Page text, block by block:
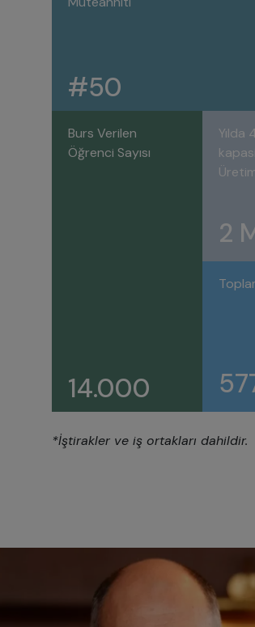
#50
Burs Verilen
Öğrenci Sayısı
14.000
2
*İştirakler ve iş ortakları dahildir.